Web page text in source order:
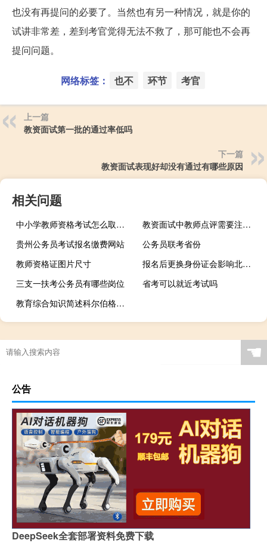
也没有再提问的必要了。当然也有另一种情况，就是你的
试讲非常差，差到考官觉得无法不救了，那可能也不会再
提问问题。
网络标签： 也不 环节 考官
上一篇
教资面试第一批的通过率低吗
下一篇
教资面试表现好却没有通过有哪些原因
相关问题
中小学教师资格考试怎么取消报名
教资面试中教师点评需要注意哪些
贵州公务员考试报名缴费网站
公务员联考省份
教师资格证图片尺寸
报名后更换身份证会影响北京市公务员考试吗
三支一扶考公务员有哪些岗位
省考可以就近考试吗
教育综合知识简述科尔伯格道德发展理论的教育意义
☚
公告
DeepSeek全套部署资料免费下载